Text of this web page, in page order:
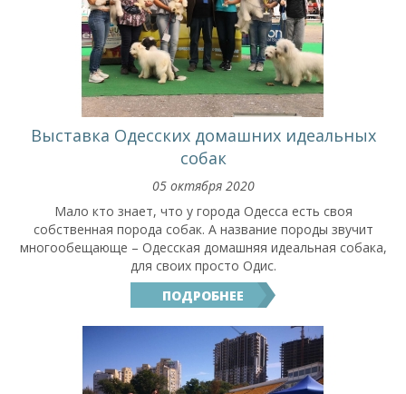
Выставка Одесских домашних идеальных
собак
05 октября 2020
Мало кто знает, что у города Одесса есть своя
собственная порода собак. А название породы звучит
многообещающе – Одесская домашняя идеальная собака,
для своих просто Одис.
ПОДРОБНЕЕ